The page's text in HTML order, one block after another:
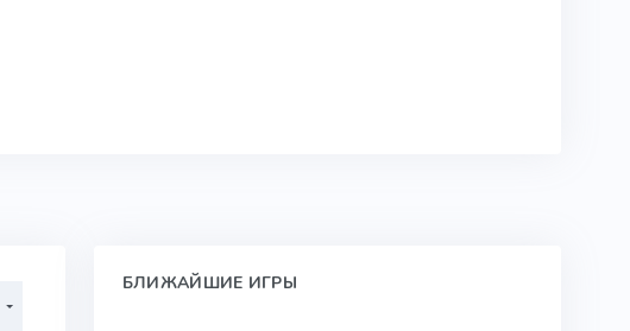
БЛИЖАЙШИЕ ИГРЫ